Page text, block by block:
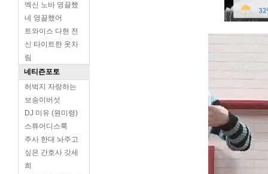
엑신 노바 영끌했
네 영끌했어
트와이스 다현 전
신 타이트한 옷차
림
네티즌포토
허벅지 자랑하는
보송이버섯
DJ 미유 (원미령)
스튜어디스룩
주사 한대 놔주고
싶은 간호사 갓세
희